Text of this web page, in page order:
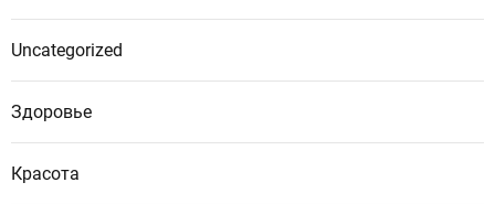
Uncategorized
Здоровье
Красота